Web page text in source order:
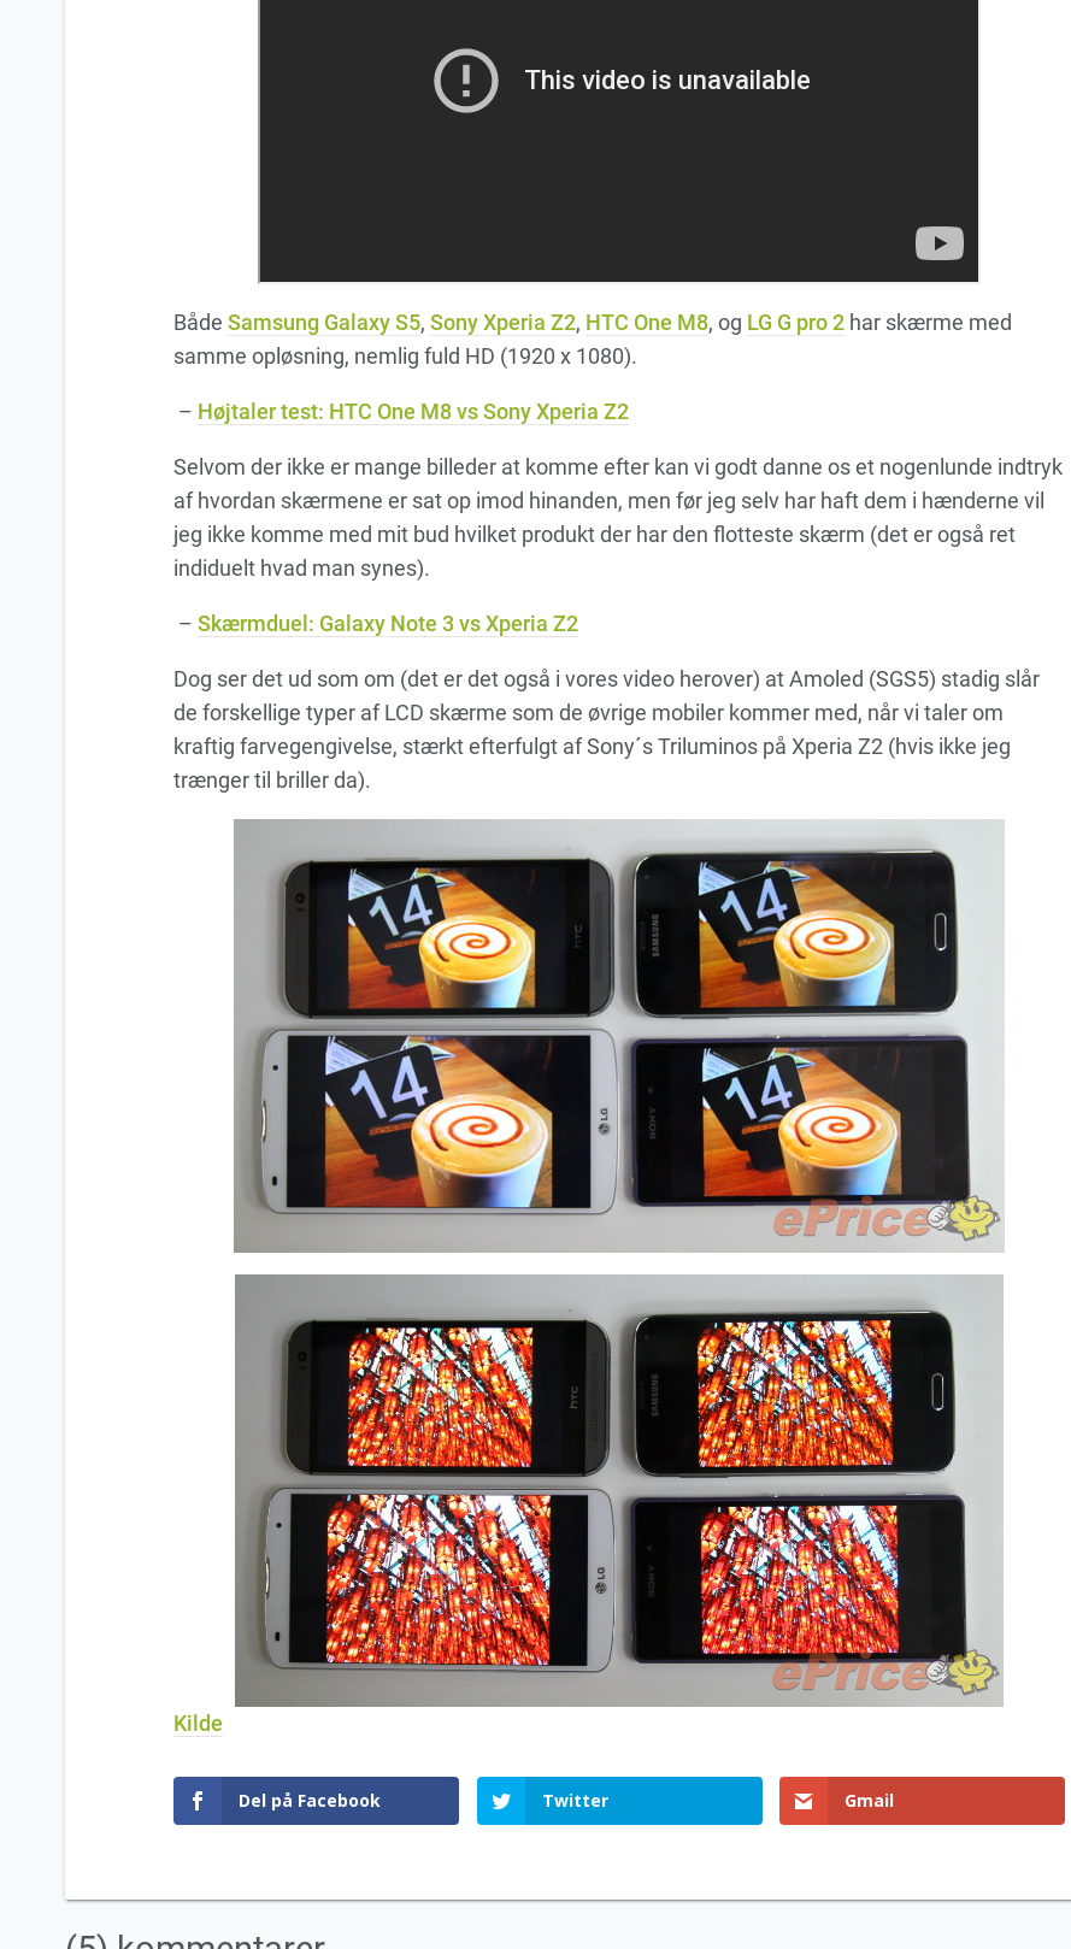
Både Samsung Galaxy S5, Sony Xperia Z2, HTC One M8, og LG G pro 2har skærme med
samme opløsning, nemlig fuld HD (1920 x 1080).
– Højtaler test: HTC One M8 vs Sony Xperia Z2
Selvom der ikke er mange billeder at komme efter kan vi godt danne os et nogenlunde indtryk
af hvordan skærmene er sat op imod hinanden, men før jeg selv har haft dem i hænderne vil
jeg ikke komme med mit bud hvilket produkt der har den flotteste skærm (det er også ret
indiduelt hvad man synes).
– Skærmduel: Galaxy Note 3 vs Xperia Z2
Dog ser det ud som om (det er det også i vores video herover) at Amoled (SGS5) stadig slår
de forskellige typer af LCD skærme som de øvrige mobiler kommer med, når vi taler om
kraftig farvegengivelse, stærkt efterfulgt af Sony´s Triluminos på Xperia Z2 (hvis ikke jeg
trænger til briller da).
Kilde
Del på Facebook Twitter Gmail